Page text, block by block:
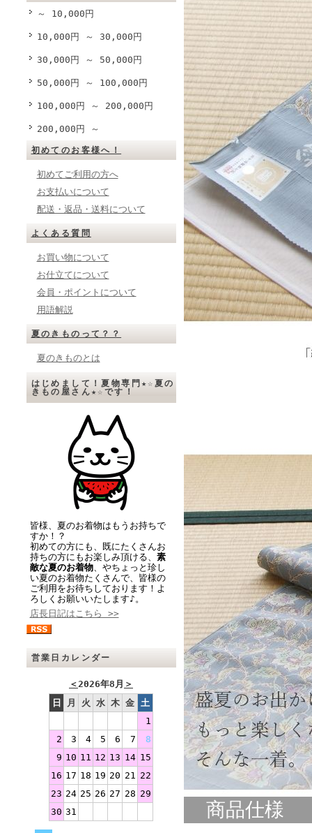
～ 10,000円
10,000円 ～ 30,000円
30,000円 ～ 50,000円
50,000円 ～ 100,000円
100,000円 ～ 200,000円
200,000円 ～
初めてのお客様へ！
初めてご利用の方へ
お支払いについて
配送・返品・送料について
よくある質問
お買い物について
お仕立てについて
会員・ポイントについて
用語解説
夏のきものって？？
夏のきものとは
はじめまして！夏物専門★☆夏の
きもの屋さん★☆です！
皆様、夏のお着物はもうお持ちで
すか！？
初めての方にも、既にたくさんお
持ちの方にもお楽しみ頂ける、 素
敵な夏のお着物、やちょっと珍し
い夏のお着物たくさんで、皆様の
ご利用をお待ちしております！よ
ろしくお願いいたします♪。
店長日記はこちら >>
営業日カレンダー
＜2026年8月 ＞
日
月 火 水 木 金 土
1
2
3 4 5 6 7
8
9 10 11 12 13 14 15
16 17 18 19 20 21 22
23 24 25 26 27 28 29
30 31 商品仕様